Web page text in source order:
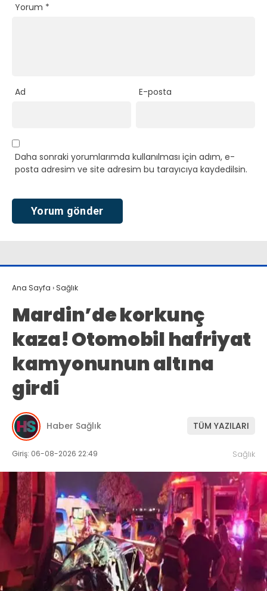
Yorum *
Ad E-posta
Daha sonraki yorumlarımda kullanılması için adım, e-
posta adresim ve site adresim bu tarayıcıya kaydedilsin.
Ana Sayfa › Sağlık
Mardin’de korkunç
kaza! Otomobil hafriyat
kamyonunun altına
girdi
Haber Sağlık TÜM YAZILARI
Giriş: 06-08-2026 22:49 Sağlık